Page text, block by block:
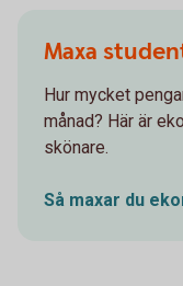
Maxa
Hur mycket
månad? Här är
skönare.
Så maxar du